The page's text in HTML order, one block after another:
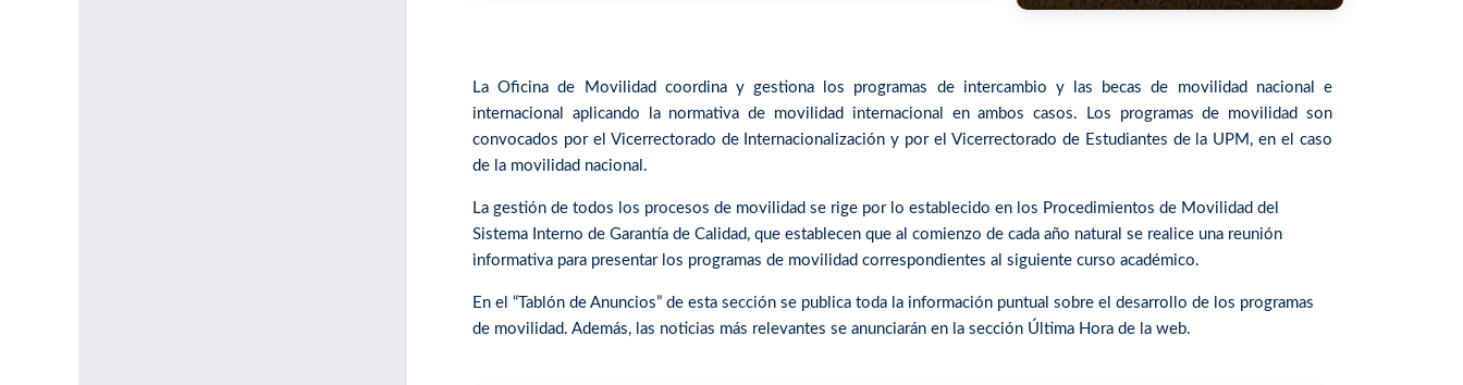
La Oficina de Movilidad coordina y gestiona los programas de intercambio y las becas de movilidad nacional e
internacional aplicando la normativa de movilidad internacional en ambos casos. Los programas de movilidad son
convocados por el Vicerrectorado de Internacionalización y por el Vicerrectorado de Estudiantes de la UPM, en el caso
de la movilidad nacional.
La gestión de todos los procesos de movilidad se rige por lo establecido en los Procedimientos de Movilidad del
Sistema Interno de Garantía de Calidad, que establecen que al comienzo de cada año natural se realice una reunión
informativa para presentar los programas de movilidad correspondientes al siguiente curso académico.
En el “Tablón de Anuncios” de esta sección se publica toda la información puntual sobre el desarrollo de los programas
de movilidad. Además, las noticias más relevantes se anunciarán en la sección Última Hora de la web.